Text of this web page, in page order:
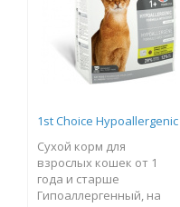
1st Choice Hypoallergenic
Сухой корм для
взрослых кошек от 1
года и старше
Гипоаллергенный, на